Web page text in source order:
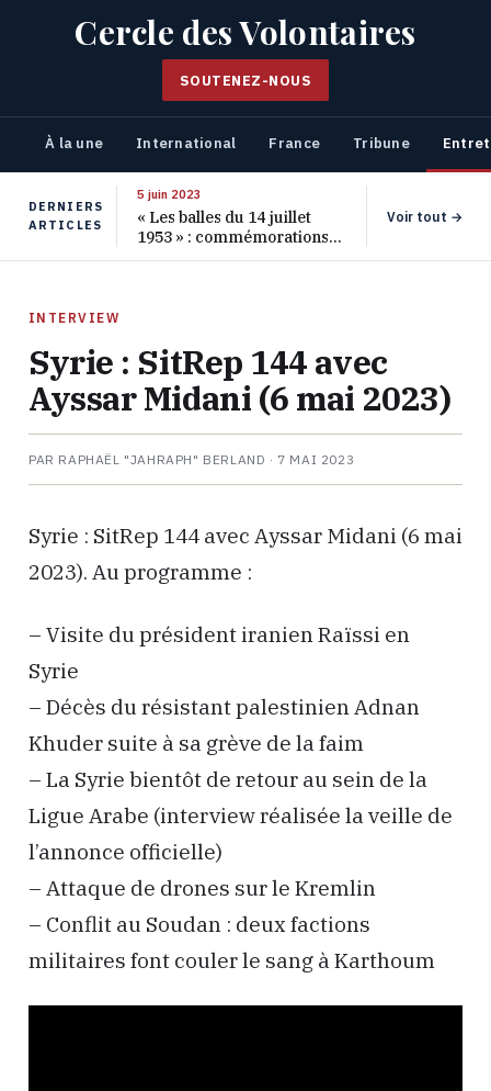
Cercle des Volontaires
SOUTENEZ-NOUS
À la une International France Tribune
DERNIERS
ARTICLES
5 juin 2023
« Les balles du 14 juillet
1953 » : commémorations
pour les 70 ans de ce
Voir tout →
INTERVIEW
Syrie : SitRep 144 avec
Ayssar Midani (6 mai 2023)
PAR RAPHAËL "JAHRAPH" BERLAND · 7 MAI 2023
Syrie : SitRep 144 avec Ayssar Midani (6 mai
2023). Au programme :
– Visite du président iranien Raïssi en
Syrie
– Décès du résistant palestinien Adnan
Khuder suite à sa grève de la faim
– La Syrie bientôt de retour au sein de la
Ligue Arabe (interview réalisée la veille de
l’annonce officielle)
– Attaque de drones sur le Kremlin
– Conflit au Soudan : deux factions
militaires font couler le sang à Karthoum